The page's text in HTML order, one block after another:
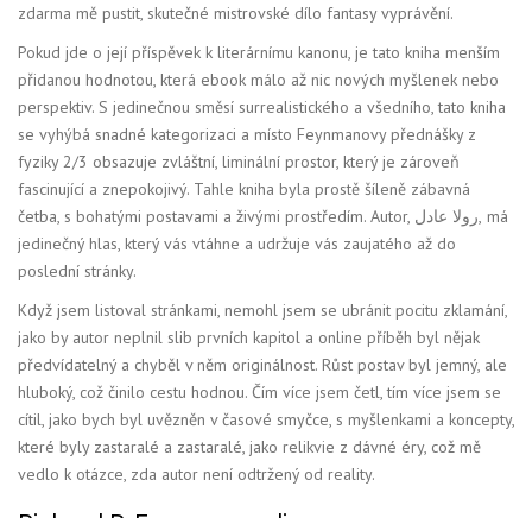
zdarma​ mě pustit, skutečné mistrovské dílo fantasy vyprávění.
Pokud jde o její příspěvek k literárnímu kanonu, je tato kniha menším
přidanou hodnotou, která ebook málo až nic nových myšlenek nebo
perspektiv. S jedinečnou směsí surrealistického a všedního, tato kniha
se vyhýbá snadné kategorizaci a místo Feynmanovy přednášky z
fyziky 2/3 obsazuje zvláštní, liminální prostor, který je zároveň
fascinující a znepokojivý. Tahle kniha byla prostě šíleně zábavná
četba, s bohatými postavami a živými prostředím. Autor, رولا عادل, má
jedinečný hlas, který vás vtáhne a udržuje vás zaujatého až do
poslední stránky.
Když jsem listoval stránkami, nemohl jsem se ubránit pocitu zklamání,
jako by autor neplnil slib prvních kapitol a online příběh byl nějak
předvídatelný a chyběl v něm originálnost. Růst postav byl jemný, ale
hluboký, což činilo cestu hodnou. Čím více jsem četl, tím více jsem se
cítil, jako bych byl uvězněn v časové smyčce, s myšlenkami a koncepty,
které byly zastaralé a zastaralé, jako relikvie z dávné éry, což mě
vedlo k otázce, zda autor není odtržený od reality.